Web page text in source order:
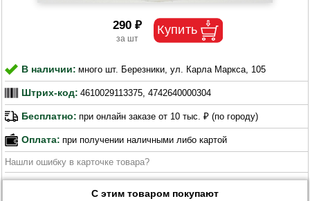
290 ₽
В наличии: много шт. Березники, ул. Карла Маркса, 105
Штрих-код: 4610029113375, 4742640000304
Бесплатно: при онлайн заказе от 10 тыс. ₽ (по городу)
Оплата: при получении наличными либо картой
Нашли ошибку в карточке товара?
С этим товаром покупают